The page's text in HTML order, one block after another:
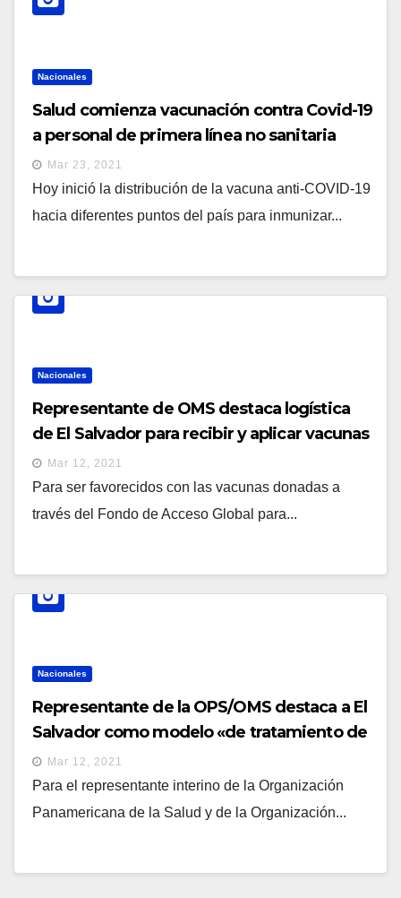
Nacionales
Salud comienza vacunación contra Covid-19
a personal de primera línea no sanitaria
Mar 23, 2021
Hoy inició la distribución de la vacuna anti-COVID-19
hacia diferentes puntos del país para inmunizar...
Nacionales
Representante de OMS destaca logística
de El Salvador para recibir y aplicar vacunas
anti Covid-19
Mar 12, 2021
Para ser favorecidos con las vacunas donadas a
través del Fondo de Acceso Global para...
Nacionales
Representante de la OPS/OMS destaca a El
Salvador como modelo «de tratamiento de
pandemia del Covid-19»
Mar 12, 2021
Para el representante interino de la Organización
Panamericana de la Salud y de la Organización...